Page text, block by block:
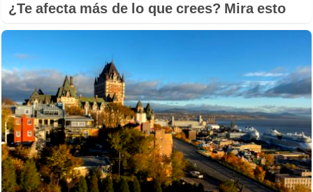
¿Te afecta más de lo que crees? Mira esto